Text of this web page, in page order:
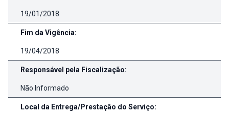
19/01/2018
Fim da Vigência:
19/04/2018
Responsável pela Fiscalização:
Não Informado
Local da Entrega/Prestação do Serviço: